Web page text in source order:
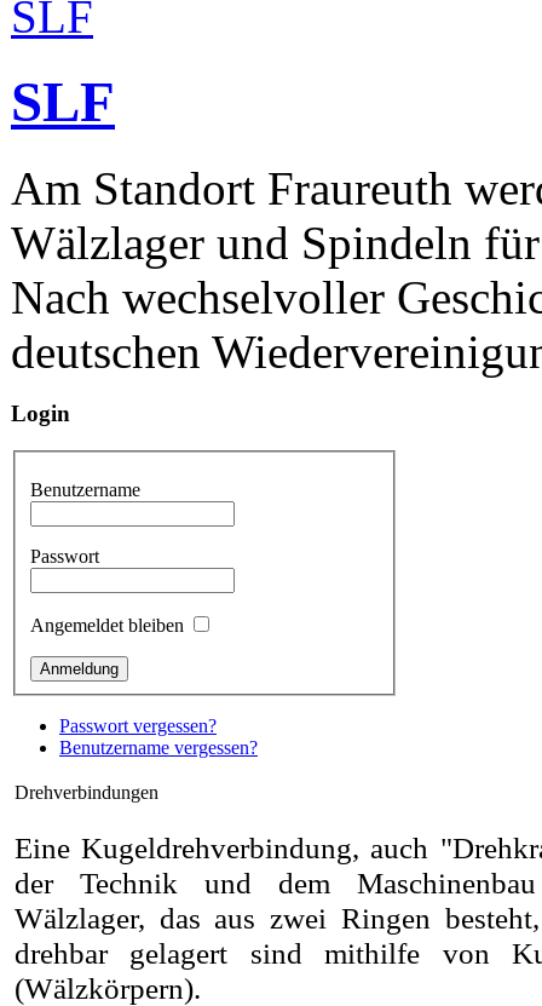
SLF
Am Standort Fraureuth
Wälzlager und Spindeln
Nach wechselvoller
deutschen
Login
Benutzername
Passwort
Angemeldet bleiben
Passwort vergessen?
Benutzername vergessen?
Drehverbindungen
Eine Kugeldrehverbindung, auch
der Technik und dem
Wälzlager, das aus zwei Ringen
drehbar gelagert sind mithilfe von
(Wälzkörpern).